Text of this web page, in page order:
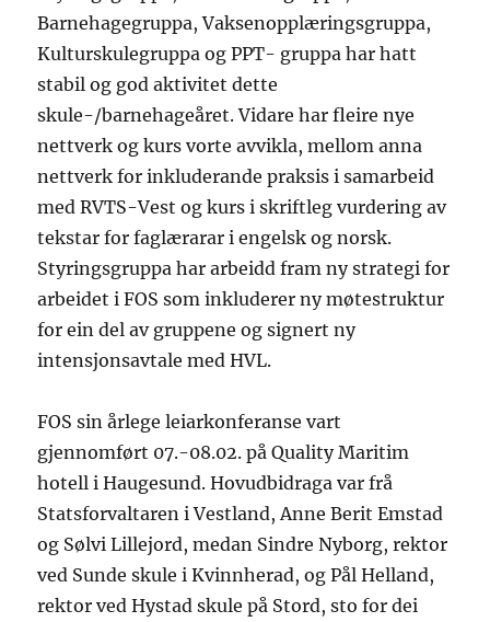
Barnehagegruppa, Vaksenopplæringsgruppa,
Kulturskulegruppa og PPT- gruppa har hatt
stabil og god aktivitet dette
skule-/barnehageåret. Vidare har fleire nye
nettverk og kurs vorte avvikla, mellom anna
nettverk for inkluderande praksis i samarbeid
med RVTS-Vest og kurs i skriftleg vurdering av
tekstar for faglærarar i engelsk og norsk.
Styringsgruppa har arbeidd fram ny strategi for
arbeidet i FOS som inkluderer ny møtestruktur
for ein del av gruppene og signert ny
intensjonsavtale med HVL.
FOS sin årlege leiarkonferanse vart
gjennomført 07.-08.02. på Quality Maritim
hotell i Haugesund. Hovudbidraga var frå
Statsforvaltaren i Vestland, Anne Berit Emstad
og Sølvi Lillejord, medan Sindre Nyborg, rektor
ved Sunde skule i Kvinnherad, og Pål Helland,
rektor ved Hystad skule på Stord, sto for dei